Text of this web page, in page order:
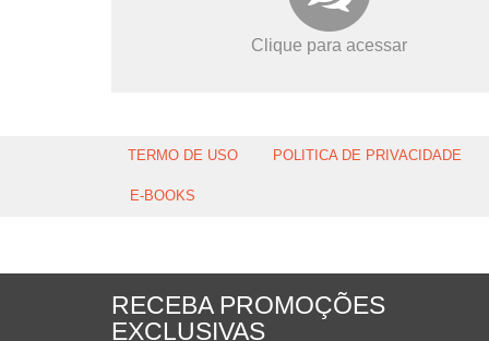
Clique para acessar
TERMO DE USO POLITICA DE PRIVACIDADE
E-BOOKS
RECEBA PROMOÇÕES
EXCLUSIVAS